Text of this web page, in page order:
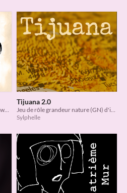
Tijuana 2.0
Sylphelle